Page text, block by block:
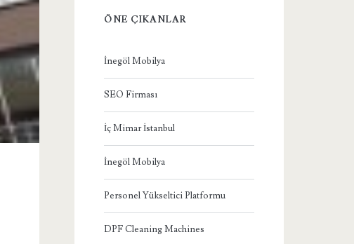
ÖNE ÇIKANLAR
İnegöl Mobilya
SEO Firması
İç Mimar İstanbul
İnegöl Mobilya
Personel Yükseltici Platformu
DPF Cleaning Machines